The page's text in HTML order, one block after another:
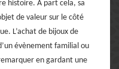
histoire. A part cela, sa
de valeur sur le côté
L’achat de bijoux de
évènement familial ou
en gardant une